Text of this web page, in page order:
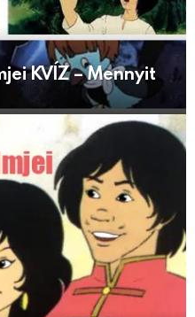
KVÍZ – Mennyit